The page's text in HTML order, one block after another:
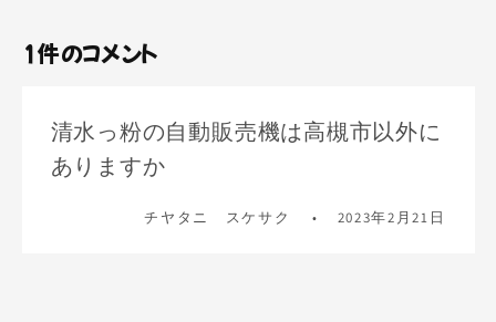
1件のコメント
清水っ粉の自動販売機は高槻市以外に
ありますか
チヤタニ スケサク 2023年2月21日